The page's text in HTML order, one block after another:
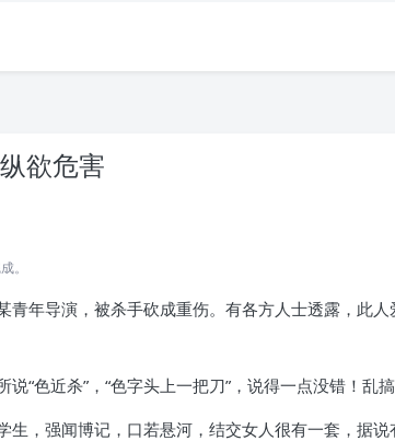
欲危害
。
青年导演，被杀手砍成重伤。有各方人士透露，此
“色近杀”，“色字头上一把刀”，说得一点没错！乱
生，强闻博记，口若悬河，结交女人很有一套，据